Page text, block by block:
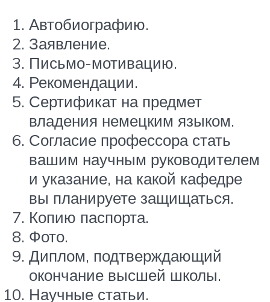
Автобиографию.
Заявление.
Письмо-мотивацию.
Рекомендации.
Сертификат на предмет
владения немецким языком.
Согласие профессора стать
вашим научным руководителем
и указание, на какой кафедре
вы планируете защищаться.
Копию паспорта.
Фото.
Диплом, подтверждающий
окончание высшей школы.
Научные статьи.